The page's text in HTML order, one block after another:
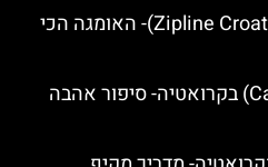
אומגה באומיש (Zipline Croatia Omiš)- האומגה הכי
טירת ויטורי (Castle Vitturi) בקרואטיה- סיפור אהבה